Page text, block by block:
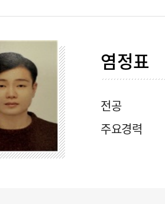
염정표
전공
주요경력